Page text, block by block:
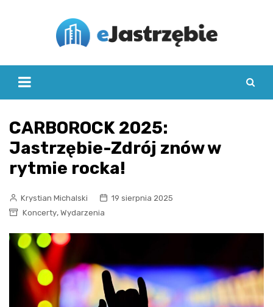
CARBOROCK 2025:
Jastrzębie-Zdrój znów w
rytmie rocka!
Krystian Michalski
19 sierpnia 2025
Koncerty, Wydarzenia